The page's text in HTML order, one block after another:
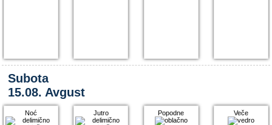
Subota
15.08. Avgust
Noć Jutro Popodne Veče